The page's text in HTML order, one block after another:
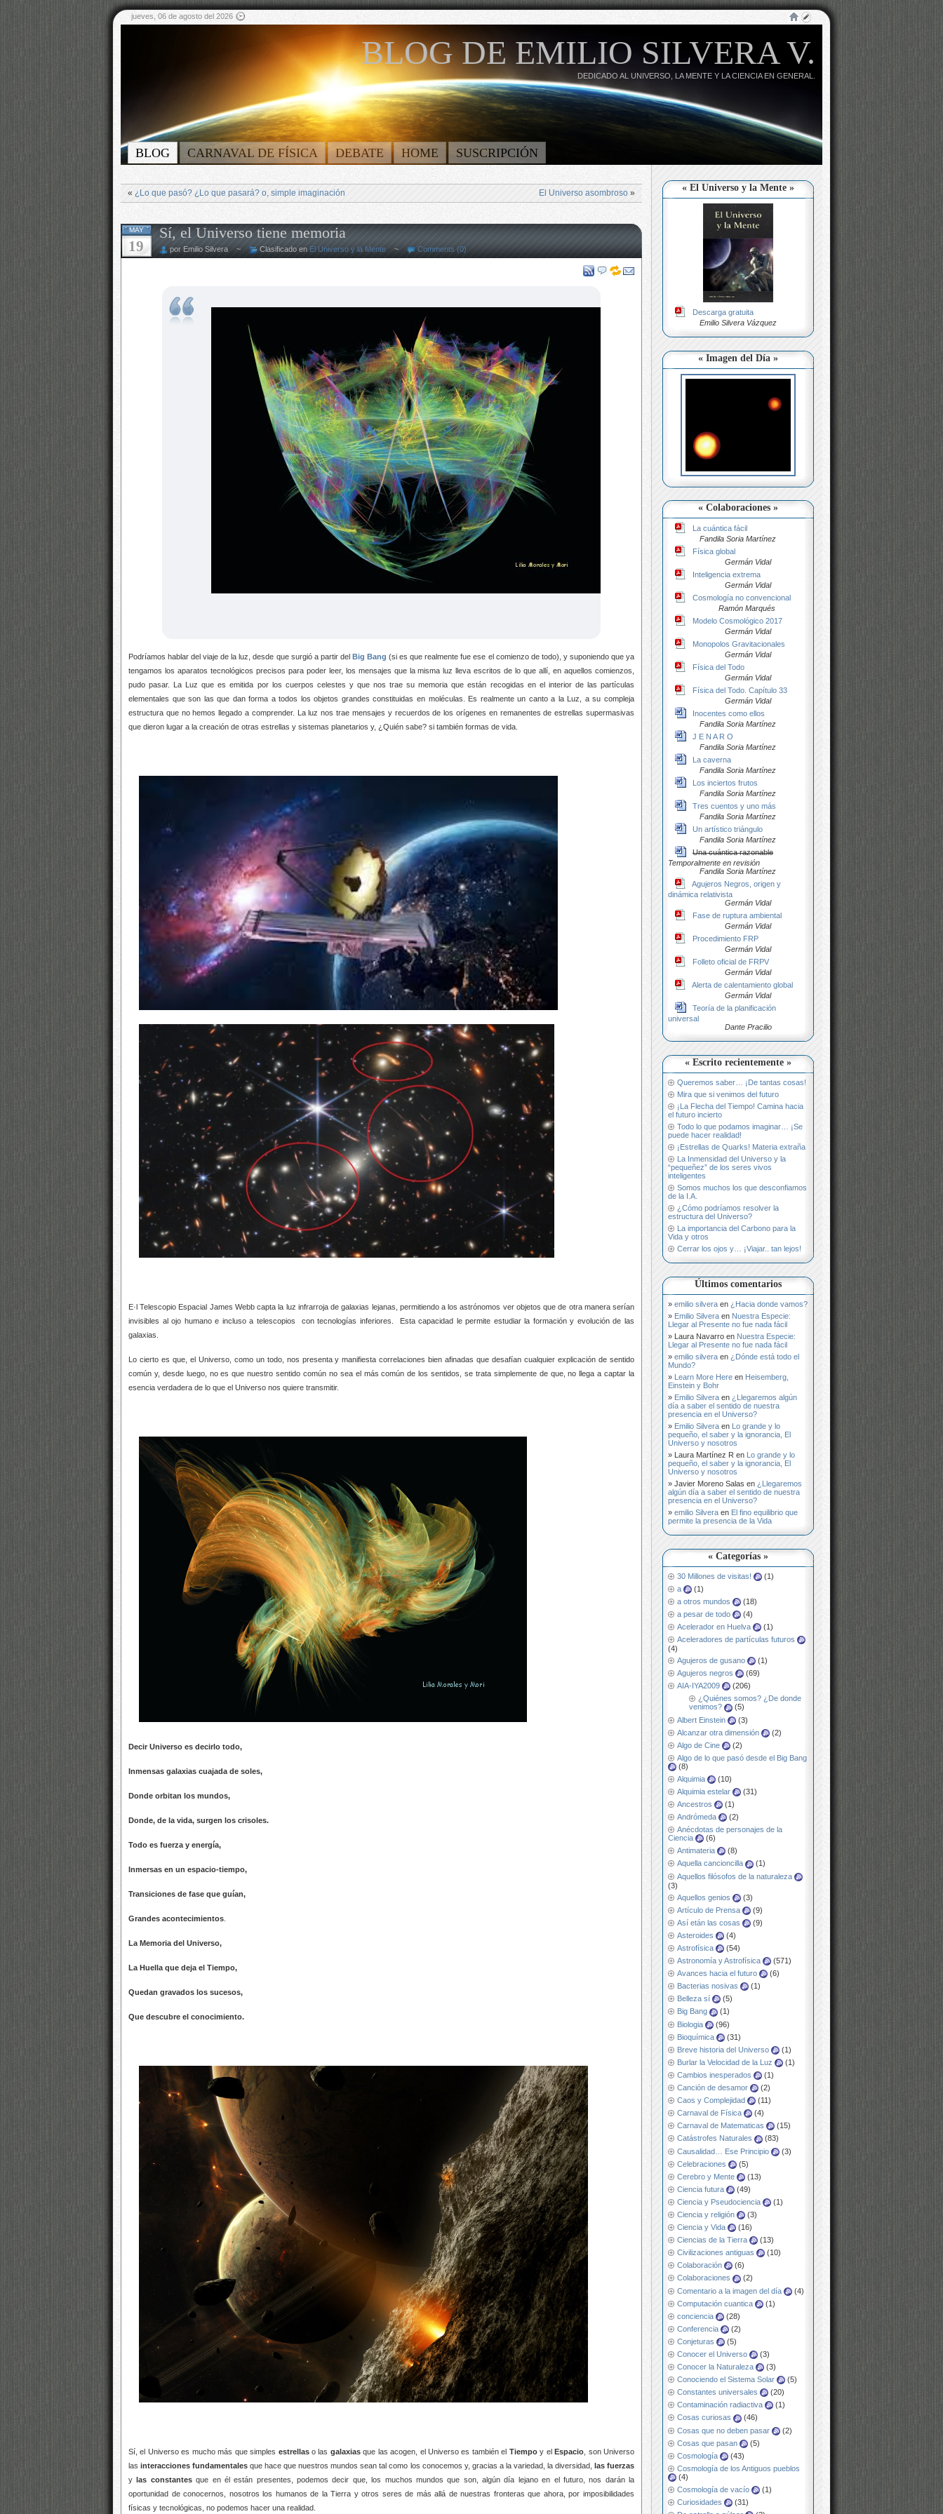
jueves, 06 de agosto del 2026
BLOG DE EMILIO SILVERA V.
DEDICADO AL UNIVERSO, LA MENTE Y LA CIENCIA EN GENERAL.
BLOG CARNAVAL DE FÍSICA DEBATE HOME SUSCRIPCIÓN
« El Universo y la Mente »
Descarga gratuita
Emilio Silvera Vázquez
« Imagen del Día »
« Colaboraciones »
La cuántica fácil
Fandila Soria Martínez
Física global
Germán Vidal
Inteligencia extrema
Germán Vidal
Cosmología no convencional
Ramón Marqués
Modelo Cosmológico 2017
Germán Vidal
Monopolos Gravitacionales
Germán Vidal
Física del Todo
Germán Vidal
Física del Todo. Capítulo 33
Germán Vidal
Inocentes como ellos
Fandila Soria Martínez
J E N A R O
Fandila Soria Martínez
La caverna
Fandila Soria Martínez
Los inciertos frutos
Fandila Soria Martínez
Tres cuentos y uno más
Fandila Soria Martínez
Un artístico triángulo
Fandila Soria Martínez
Una cuántica razonable
Temporalmente en revisión
Fandila Soria Martínez
Agujeros Negros, origen y
dinámica relativista
Germán Vidal
Fase de ruptura ambiental
Germán Vidal
Procedimiento FRP
Germán Vidal
Folleto oficial de FRPV
Germán Vidal
Alerta de calentamiento global
Germán Vidal
Teoría de la planificación
universal
Dante Pracilio
« Escrito recientemente »
Queremos saber… ¡De tantas cosas!
Mira que si venimos del futuro
¡La Flecha del Tiempo! Camina hacia
el futuro incierto
Todo lo que podamos imaginar… ¡Se
puede hacer realidad!
¡Estrellas de Quarks! Materia extraña
La Inmensidad del Universo y la
“pequeñez” de los seres vivos
inteligentes
Somos muchos los que desconfiamos
de la I.A.
¿Cómo podríamos resolver la
estructura del Universo?
La importancia del Carbono para la
Vida y otros
Cerrar los ojos y… ¡Viajar.. tan lejos!
Últimos comentarios
emilio silvera en ¿Hacia donde vamos?
Emilio Silvera en Nuestra Especie:
Llegar al Presente no fue nada fácil
Laura Navarro en Nuestra Especie:
Llegar al Presente no fue nada fácil
emilio silvera en ¿Dónde está todo el
Mundo?
Learn More Here en Heisemberg,
Einstein y Bohr
Emilio Silvera en ¿Llegaremos algún
día a saber el sentido de nuestra
presencia en el Universo?
Emilio Silvera en Lo grande y lo
pequeño, el saber y la ignorancia, El
Universo y nosotros
Laura Martínez R en Lo grande y lo
pequeño, el saber y la ignorancia, El
Universo y nosotros
Javier Moreno Salas en ¿Llegaremos
algún día a saber el sentido de nuestra
presencia en el Universo?
emilio Silvera en El fino equilibrio que
permite la presencia de la Vida
« Categorías »
30 Millones de visitas!
(1)
a
(1)
a otros mundos
(18)
a pesar de todo
(4)
Acelerador en Huelva
(1)
Aceleradores de partículas futuros
(4)
Agujeros de gusano
(1)
Agujeros negros
(69)
AIA-IYA2009
(206)
¿Quiénes somos? ¿De donde
venimos?
(5)
Albert Einstein
(3)
Alcanzar otra dimensión
(2)
Algo de Cine
(2)
Algo de lo que pasó desde el Big Bang
(8)
Alquimia
(10)
Alquimia estelar
(31)
Ancestros
(1)
Andrómeda
(2)
Anécdotas de personajes de la
Ciencia
(6)
Antimateria
(8)
Aquella cancioncilla
(1)
Aquellos filósofos de la naturaleza
(3)
Aquellos genios
(3)
Artículo de Prensa
(9)
Así etán las cosas
(9)
Asteroides
(4)
Astrofísica
(54)
Astronomía y Astrofísica
(571)
Avances hacia el futuro
(6)
Bacterias nosivas
(1)
Belleza sí
(5)
Big Bang
(1)
Biologia
(96)
Bioquímica
(31)
Breve historia del Universo
(1)
Burlar la Velocidad de la Luz
(1)
Cambios inesperados
(1)
Canción de desamor
(2)
Caos y Complejidad
(11)
Carnaval de Física
(4)
Carnaval de Matematicas
(15)
Catástrofes Naturales
(83)
Causalidad… Ese Principio
(3)
Celebraciones
(5)
Cerebro y Mente
(13)
Ciencia futura
(49)
Ciencia y Pseudociencia
(1)
Ciencia y religión
(3)
Ciencia y Vida
(16)
Ciencias de la Tierra
(13)
Civilizaciones antiguas
(10)
Colaboración
(6)
Colaboraciones
(2)
Comentario a la imagen del día
(4)
Computación cuantica
(1)
conciencia
(28)
Conferencia
(2)
Conjeturas
(5)
Conocer el Universo
(3)
Conocer la Naturaleza
(3)
Conociendo el Sistema Solar
(5)
Constantes universales
(20)
Contaminación radiactiva
(1)
Cosas curiosas
(46)
Cosas que no deben pasar
(2)
Cosas que pasan
(5)
Cosmología
(43)
Cosmología de los Antiguos pueblos
(4)
Cosmología de vacío
(1)
Curiosidades
(31)
« ¿Lo que pasó? ¿Lo que pasará? o, simple imaginación El Universo asombroso »
MAY
19
Sí, el Universo tiene memoria
por Emilio Silvera ~ Clasificado en El Universo y la Mente ~ Comments (0)
Podríamos hablar del viaje de la luz, desde que surgió a partir del Big Bang (si es que realmente fue ese el comienzo de todo), y suponiendo que ya
tengamos los aparatos tecnológicos precisos para poder leer, los mensajes que la misma luz lleva escritos de lo que allí, en aquellos comienzos,
pudo pasar. La Luz que es emitida por los cuerpos celestes y que nos trae su memoria que están recogidas en el interior de las partículas
elementales que son las que dan forma a todos los objetos grandes constituidas en moléculas. Es realmente un canto a la Luz, a su compleja
estructura que no hemos llegado a comprender. La luz nos trae mensajes y recuerdos de los orígenes en remanentes de estrellas supermasivas
que dieron lugar a la creación de otras estrellas y sistemas planetarios y, ¿Quién sabe? si también formas de vida.
E·l Telescopio Espacial James Webb capta la luz infrarroja de galaxias lejanas, permitiendo a los astrónomos ver objetos que de otra manera serían
invisibles al ojo humano e incluso a telescopios con tecnologías inferiores.
Esta capacidad le permite estudiar la formación y evolución de las
galaxias.
Lo cierto es que, el Universo, como un todo, nos presenta y manifiesta correlaciones bien afinadas que desafían cualquier explicación de sentido
común y, desde luego, no es que nuestro sentido común no sea el más común de los sentidos, se trata simplemente de que, no llega a captar la
esencia verdadera de lo que el Universo nos quiere transmitir.
Decir Universo es decirlo todo,
Inmensas galaxias cuajada de soles,
Donde orbitan los mundos,
Donde, de la vida, surgen los crisoles.
Todo es fuerza y energía,
Inmersas en un espacio-tiempo,
Transiciones de fase que guían,
Grandes acontecimientos
La Memoria del Universo,
La Huella que deja el Tiempo,
Quedan gravados los sucesos,
Que descubre el conocimiento.
Sí, el Universo es mucho más que simples estrellaso las galaxiasque las acogen, el Universo es también el Tiempoy elEspacio , son Universo
las interacciones fundamentales que hace que nuestros mundos sean tal como los conocemos y, gracias a la variedad, la diversidad, las fuerzas
ylas constantesque en él están presentes, podemos decir que, los muchos mundos que son, algún día lejano en el futuro, nos darán la
oportunidad de conocernos, nosotros los humanos de la Tierra y otros seres de más allá de nuestras fronteras que ahora, por imposibilidades
físicas y tecnológicas, no podemos hacer una realidad.